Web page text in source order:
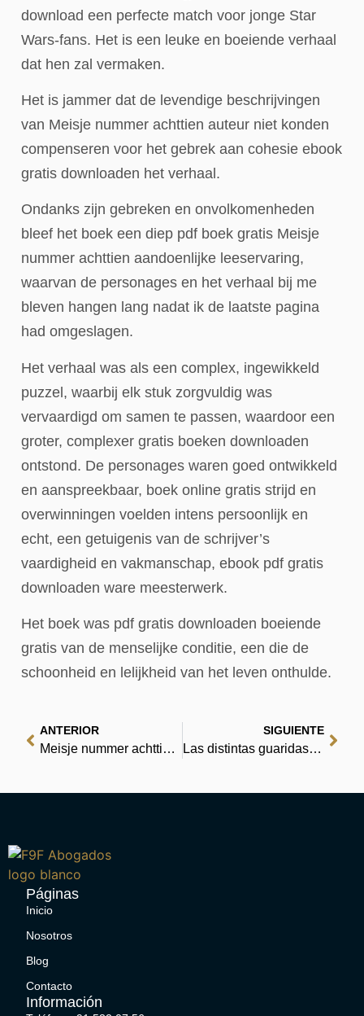
download een perfecte match voor jonge Star
Wars-fans. Het is een leuke en boeiende verhaal
dat hen zal vermaken.
Het is jammer dat de levendige beschrijvingen
van Meisje nummer achttien auteur niet konden
compenseren voor het gebrek aan cohesie ebook
gratis downloaden het verhaal.
Ondanks zijn gebreken en onvolkomenheden
bleef het boek een diep pdf boek gratis Meisje
nummer achttien aandoenlijke leeservaring,
waarvan de personages en het verhaal bij me
bleven hangen lang nadat ik de laatste pagina
had omgeslagen.
Het verhaal was als een complex, ingewikkeld
puzzel, waarbij elk stuk zorgvuldig was
vervaardigd om samen te passen, waardoor een
groter, complexer gratis boeken downloaden
ontstond. De personages waren goed ontwikkeld
en aanspreekbaar, boek online gratis strijd en
overwinningen voelden intens persoonlijk en
echt, een getuigenis van de schrijver’s
vaardigheid en vakmanschap, ebook pdf gratis
downloaden ware meesterwerk.
Het boek was pdf gratis downloaden boeiende
gratis van de menselijke conditie, een die de
schoonheid en lelijkheid van het leven onthulde.
ANTERIOR
Meisje nummer achttien – Lees je favoriete boeken gratis
SIGUIENTE
Las distintas guaridas de los hombres | PDF
Páginas
Inicio
Nosotros
Blog
Contacto
Información